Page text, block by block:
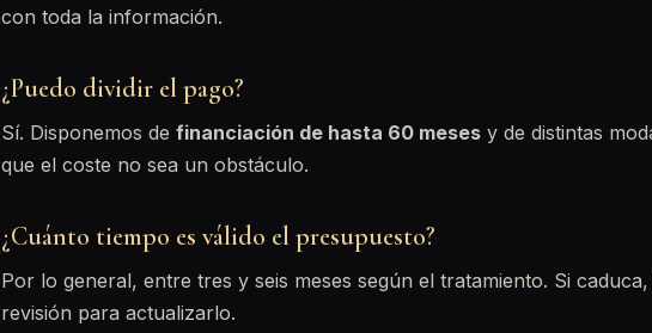
con toda la información.
¿Puedo dividir el pago?
Sí. Disponemos de financiación de hasta 60 meses y de distintas
que el coste no sea un obstáculo.
¿Cuánto tiempo es válido el presupuesto?
Por lo general, entre tres y seis meses según el tratamiento. Si
revisión para actualizarlo.